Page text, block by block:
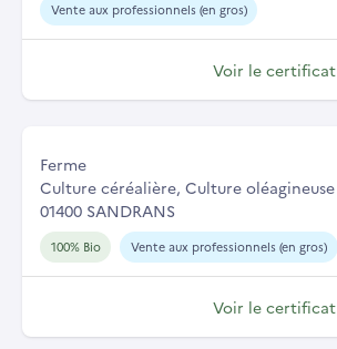
Vente aux professionnels (en gros)
Voir le certificat
Ferme
Culture céréalière, Culture oléagineuse
01400 SANDRANS
100% Bio Vente aux professionnels (en gros)
Voir le certificat